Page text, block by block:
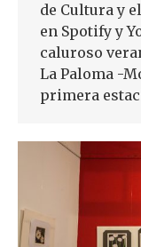
de Cultura y
en Spotify y
caluroso
La Paloma -
primera